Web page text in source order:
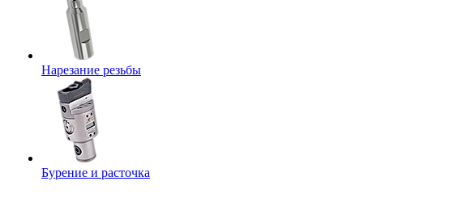
Нарезание резьбы
Бурение и расточка